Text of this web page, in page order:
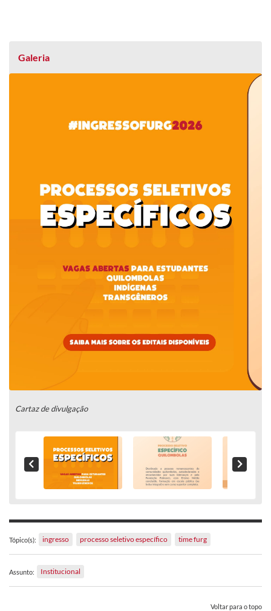
Galeria
Cartaz de divulgação
Tópico(s): ingresso processo seletivo específico time furg
Assunto: Institucional
Voltar para o topo